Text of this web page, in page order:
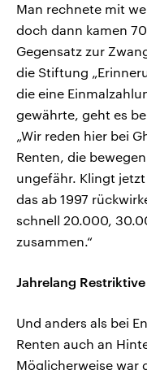
Man rechnete mit
doch dann kamen
Gegensatz zur
die Stiftung
die eine
gewährte, geht es
„Wir reden hier bei
Renten, die
ungefähr. Klingt
das ab 1997
schnell 20.000,
zusammen.“
Jahrelang
Und anders als bei
Renten auch an
Möglicherweise war